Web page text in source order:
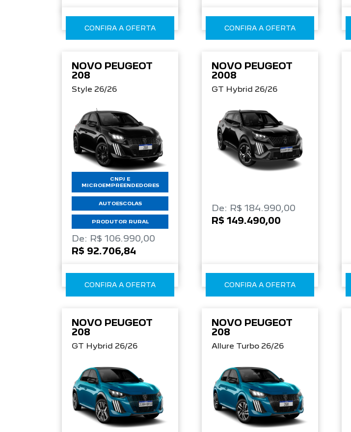
CONFIRA A OFERTA CONFIRA A OFERTA
NOVO PEUGEOT
208
Style 26/26
CNPJ E
MICROEMPREENDEDORES
AUTOESCOLAS
PRODUTOR RURAL
De: R$ 106.990,00
R$ 92.706,84
CONFIRA A OFERTA
NOVO PEUGEOT
2008
GT Hybrid 26/26
De: R$ 184.990,00
R$ 149.490,00
CONFIRA A OFERTA
NOVO PEUGEOT
208
GT Hybrid 26/26
NOVO PEUGEOT
208
Allure Turbo 26/26